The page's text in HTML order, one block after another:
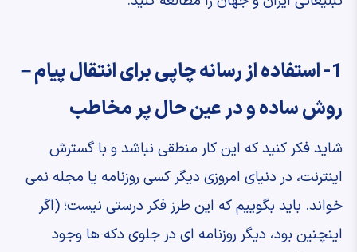
1- استفاده از رسانه چاپی برای انتقال پیام –
روش ساده و در عین حال پر مخاطب
شاید فکر کنید که این کار منطقی نباشد و با گسترش
اینترنت، در دنیای امروزی دیگر کسی روزنامه یا مجله نمی
خواند. باید بگوییم که این طرز فکر درستی نیست؛ (اگر
اینچنین بود، دیگر روزنامه ای در جلوی دکه ها وجود